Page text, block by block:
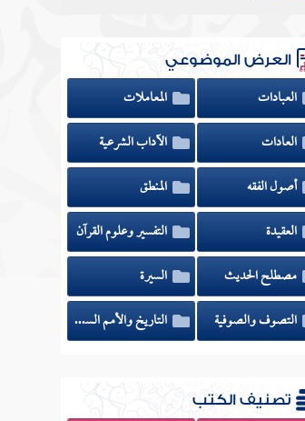
العرض الموضوعي
العبادات
المعاملات
العادات
الآداب الشرعية
أصول الفقه
المنطق
العقيدة
التفسير وعلوم القرآن
مصطلح الحديث
السيرة
التصوف والصوفية
التاريخ والأمم السابقة
تصنيف الكتب